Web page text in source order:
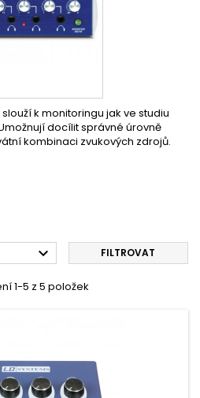
k monitoringu jak ve studiu
docílit správné úrovně
kombinaci zvukových zdrojů.
 FILTROVAT
1-5 z 5 položek